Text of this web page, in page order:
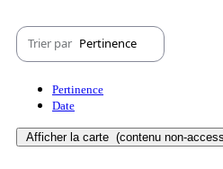
Trier par Pertinence
Pertinence
Date
Afficher la carte (contenu non-